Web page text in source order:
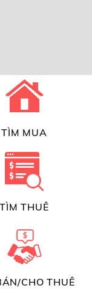
TÌM MUA
TÌM THUÊ
CHO THUÊ